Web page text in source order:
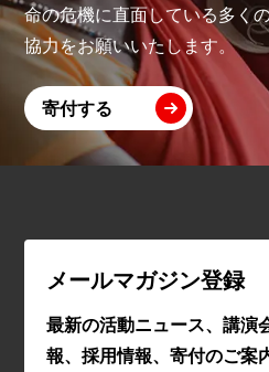
命の危機に直面している多く
協力をお願いいたします。
寄付する
メールマガジン登録
最新の活動ニュース、講演
報、採用情報、寄付のご案